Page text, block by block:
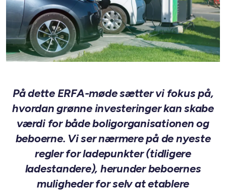
På dette ERFA-møde sætter vi fokus på,
hvordan grønne investeringer kan skabe
værdi for både boligorganisationen og
beboerne. Vi ser nærmere på de nyeste
regler for ladepunkter (tidligere
ladestandere), herunder beboernes
muligheder for selv at etablere